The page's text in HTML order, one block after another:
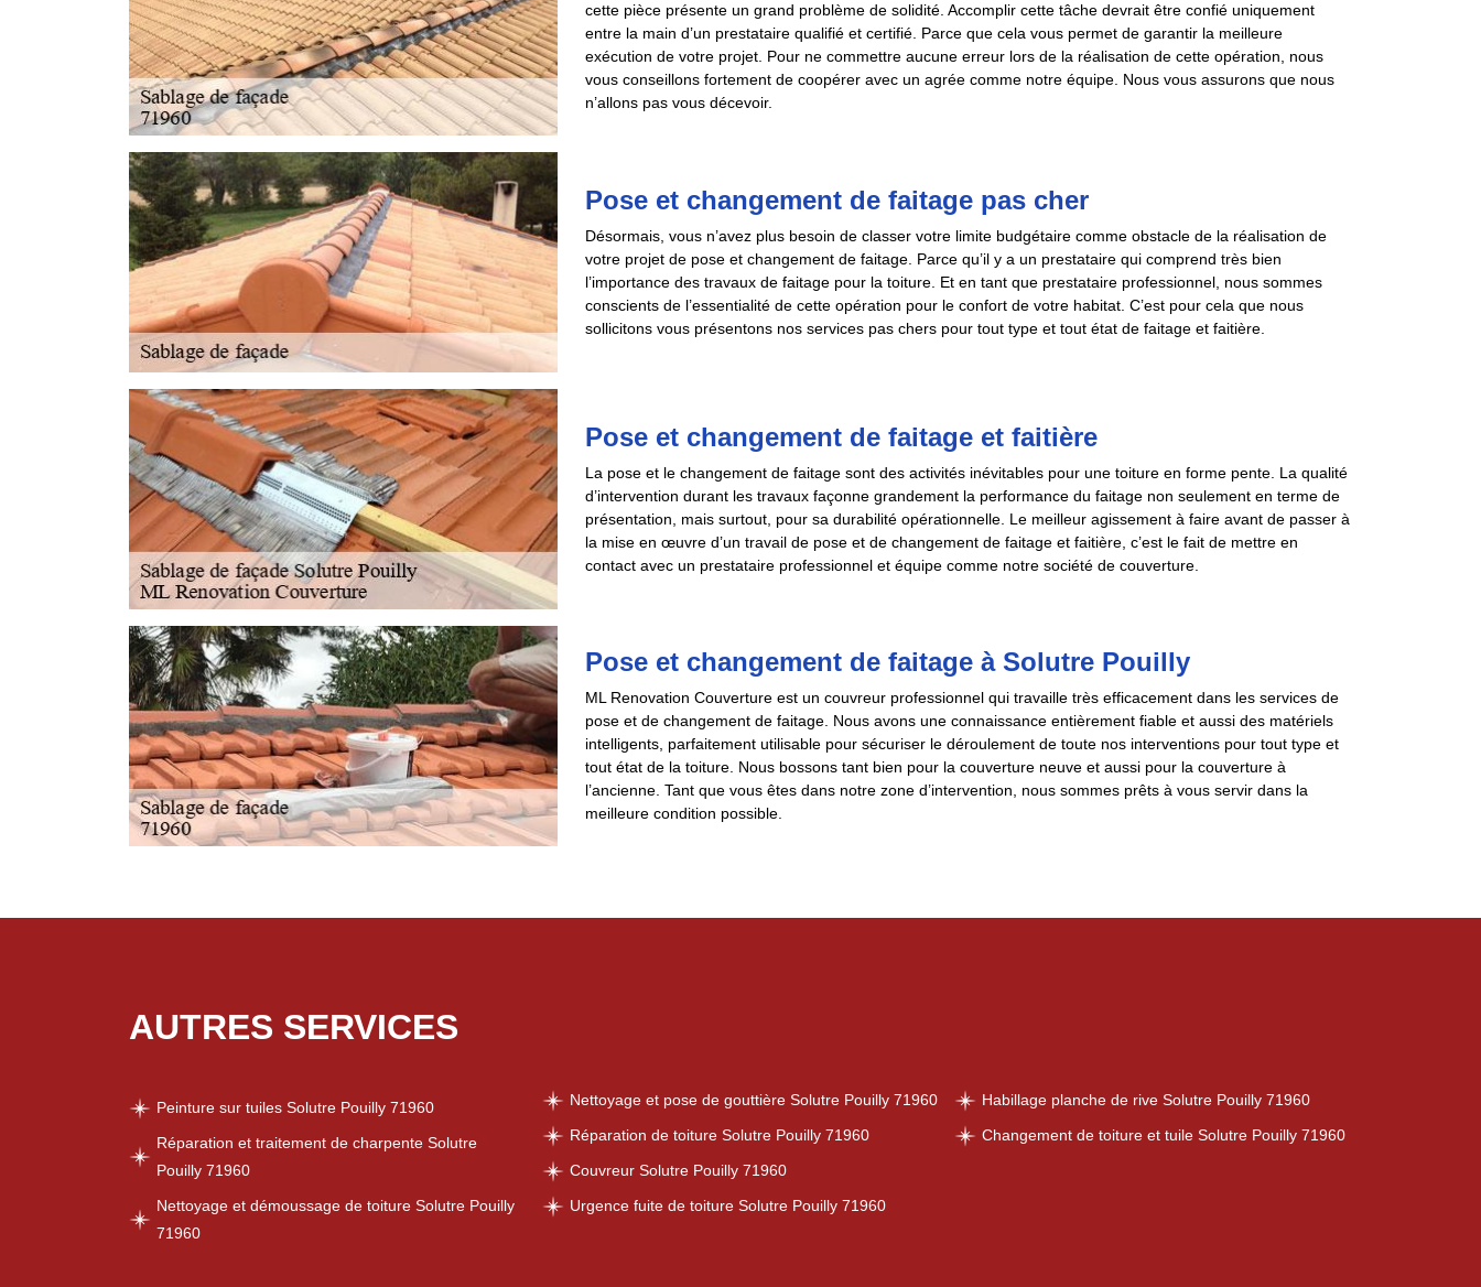
cette pièce présente un grand problème de solidité. Accomplir cette tâche devrait être confié uniquement
entre la main d’un prestataire qualifié et certifié. Parce que cela vous permet de garantir la meilleure
exécution de votre projet. Pour ne commettre aucune erreur lors de la réalisation de cette opération, nous
vous conseillons fortement de coopérer avec un agrée comme notre équipe. Nous vous assurons que nous
n’allons pas vous décevoir.
Pose et changement de faitage pas cher
Désormais, vous n’avez plus besoin de classer votre limite budgétaire comme obstacle de la réalisation de
votre projet de pose et changement de faitage. Parce qu’il y a un prestataire qui comprend très bien
l’importance des travaux de faitage pour la toiture. Et en tant que prestataire professionnel, nous sommes
conscients de l’essentialité de cette opération pour le confort de votre habitat. C’est pour cela que nous
sollicitons vous présentons nos services pas chers pour tout type et tout état de faitage et faitière.
Pose et changement de faitage et faitière
La pose et le changement de faitage sont des activités inévitables pour une toiture en forme pente. La qualité
d’intervention durant les travaux façonne grandement la performance du faitage non seulement en terme de
présentation, mais surtout, pour sa durabilité opérationnelle. Le meilleur agissement à faire avant de passer à
la mise en œuvre d’un travail de pose et de changement de faitage et faitière, c’est le fait de mettre en
contact avec un prestataire professionnel et équipe comme notre société de couverture.
Pose et changement de faitage à Solutre Pouilly
ML Renovation Couverture est un couvreur professionnel qui travaille très efficacement dans les services de
pose et de changement de faitage. Nous avons une connaissance entièrement fiable et aussi des matériels
intelligents, parfaitement utilisable pour sécuriser le déroulement de toute nos interventions pour tout type et
tout état de la toiture. Nous bossons tant bien pour la couverture neuve et aussi pour la couverture à
l’ancienne. Tant que vous êtes dans notre zone d’intervention, nous sommes prêts à vous servir dans la
meilleure condition possible.
AUTRES SERVICES
Peinture sur tuiles Solutre Pouilly 71960
Réparation et traitement de charpente Solutre
Pouilly 71960
Nettoyage et démoussage de toiture Solutre Pouilly
71960
Nettoyage et pose de gouttière Solutre Pouilly 71960
Réparation de toiture Solutre Pouilly 71960
Couvreur Solutre Pouilly 71960
Urgence fuite de toiture Solutre Pouilly 71960
Habillage planche de rive Solutre Pouilly 71960
Changement de toiture et tuile Solutre Pouilly 71960